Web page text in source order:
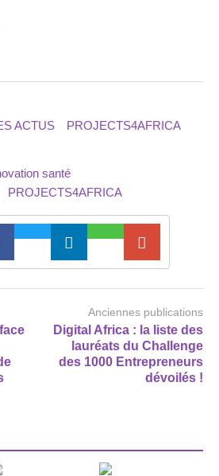
ACTUS PROJECTS4AFRICA
santé
PROJECTS4AFRICA
Anciennes publications
Digital Africa : la liste des
lauréats du Challenge
des 1000 Entrepreneurs
dévoilés !